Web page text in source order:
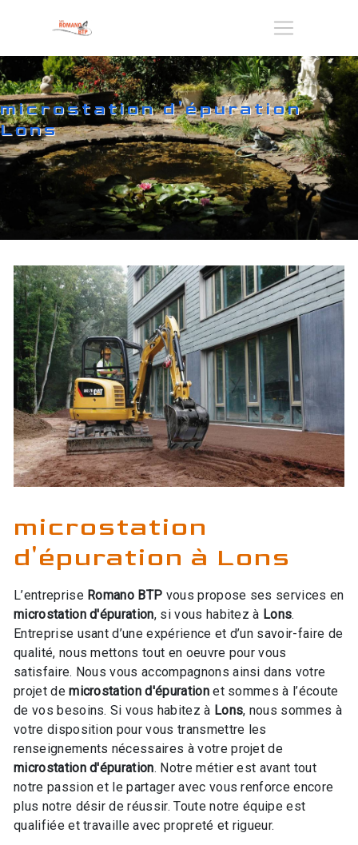
microstation d'épuration
Lons
microstation
d'épuration à Lons
L’entreprise Romano BTP vous propose ses services en
microstation d'épuration, si vous habitez à Lons.
Entreprise usant d’une expérience et d’un savoir-faire de
qualité, nous mettons tout en oeuvre pour vous
satisfaire. Nous vous accompagnons ainsi dans votre
projet demicrostation d'épurationet sommes à l’écoute
de vos besoins. Si vous habitez à Lons, nous sommes à
votre disposition pour vous transmettre les
renseignements nécessaires à votre projet de
microstation d'épuration. Notre métier est avant tout
notre passion et le partager avec vous renforce encore
plus notre désir de réussir. Toute notre équipe est
qualifiée et travaille avec propreté et rigueur.